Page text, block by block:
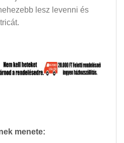
lesz levenni és
menete: